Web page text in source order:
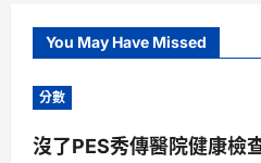
You May Have Missed
分數
沒了PES秀傳醫院健康檢